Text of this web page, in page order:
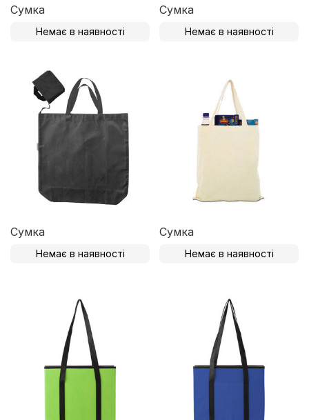
Сумка
Немає в наявності
Сумка
Немає в наявності
Сумка
Немає в наявності
Сумка
Немає в наявності